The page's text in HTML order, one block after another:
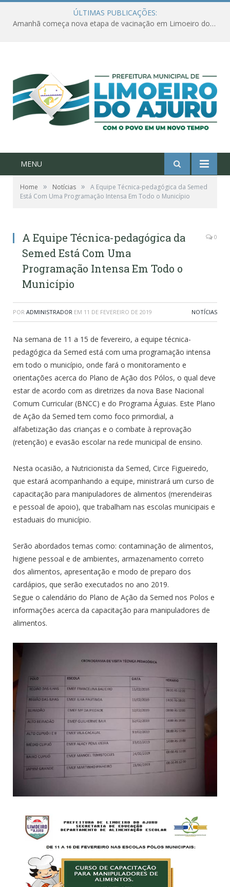
ÚLTIMAS PUBLICAÇÕES:
Amanhã começa nova etapa de vacinação em Limoeiro do Ajuru para idosos com 65 ou mais
MENU
Home » Notícias »
A Equipe Técnica-pedagógica da Semed
Está Com Uma Programação Intensa Em Todo o Município
A Equipe Técnica-pedagógica da
Semed Está Com Uma
Programação Intensa Em Todo o
Município
0
POR ADMINISTRADOR EM 11 DE FEVEREIRO DE 2019 NOTÍCIAS
Na semana de 11 a 15 de fevereiro, a equipe técnica-
pedagógica da Semed está com uma programação intensa
em todo o município, onde fará o monitoramento e
orientações acerca do Plano de Ação dos Pólos, o qual deve
estar de acordo com as diretrizes da nova Base Nacional
Comum Curricular (BNCC) e do Programa Águias. Este Plano
de Ação da Semed tem como foco primordial, a
alfabetização das crianças e o combate à reprovação
(retenção) e evasão escolar na rede municipal de ensino.
Nesta ocasião, a Nutricionista da Semed, Circe Figueiredo,
que estará acompanhando a equipe, ministrará um curso de
capacitação para manipuladores de alimentos (merendeiras
e pessoal de apoio), que trabalham nas escolas municipais e
estaduais do município.
Serão abordados temas como: contaminação de alimentos,
higiene pessoal e de ambientes, armazenamento correto
dos alimentos, apresentação e modo de preparo dos
cardápios, que serão executados no ano 2019.
Segue o calendário do Plano de Ação da Semed nos Polos e
informações acerca da capacitação para manipuladores de
alimentos.